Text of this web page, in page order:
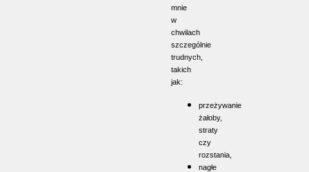
mnie
w
chwilach
szczególnie
trudnych,
takich
jak:
przeżywanie
żałoby,
straty
czy
rozstania,
nagłe